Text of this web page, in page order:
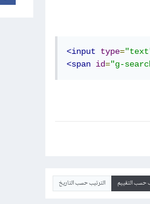
<input type=
<span id="g-
حسب التقييم الترتيب حسب التاريخ